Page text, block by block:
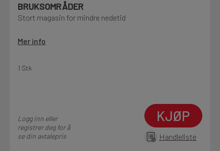
Finn butikk
Kontakt og åpningstider
Kvalitetsprodukter til ekstra gode priser
BRUKSOMRÅDER
Stort magasin for mindre nedetid
Mer info
1 Stk
Logg inn eller
registrer deg for å
se din avtalepris
KJØP
Handleliste